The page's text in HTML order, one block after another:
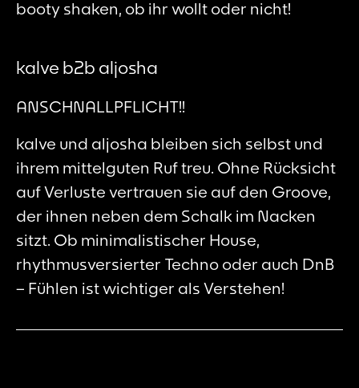
booty shaken, ob ihr wollt oder nicht!
kalve b2b aljosha
ANSCHNALLPFLICHT!!
kalve und aljosha bleiben sich selbst und
ihrem mittelguten Ruf treu. Ohne Rücksicht
auf Verluste vertrauen sie auf den Groove,
der ihnen neben dem Schalk im Nacken
sitzt. Ob minimalistischer House,
rhythmusversierter Techno oder auch DnB
– Fühlen ist wichtiger als Verstehen!